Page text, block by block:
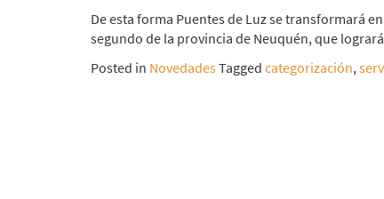
De esta forma Puentes de Luz se transformará
segundo de la provincia de Neuquén, que
Posted in NovedadesTagged categorización,